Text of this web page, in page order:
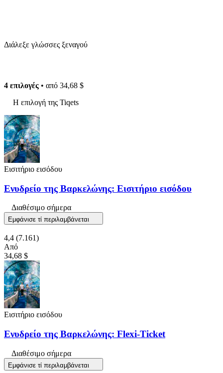
Διάλεξε γλώσσες ξεναγού
4 επιλογές • από 34,68 $
Η επιλογή της Tiqets
Εισιτήριο εισόδου
Ενυδρείο της Βαρκελώνης: Εισιτήριο εισόδου
Διαθέσιμο σήμερα
Εμφάνισε τί περιλαμβάνεται
4,4 (7.161)
Από
34,68 $
Εισιτήριο εισόδου
Ενυδρείο της Βαρκελώνης: Flexi-Ticket
Διαθέσιμο σήμερα
Εμφάνισε τί περιλαμβάνεται